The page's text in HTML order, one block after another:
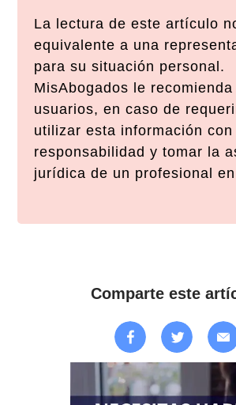
La lectura de este artículo
equivalente a una
para su situación personal.
MisAbogados le
usuarios, en caso de
utilizar esta información con
responsabilidad y tomar la
jurídica de un profesional
Comparte este